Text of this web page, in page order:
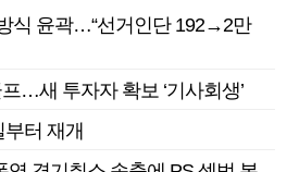
식 윤곽…“선거인단 192→2만
…새 투자자 확보 ‘기사회생’
터 재개